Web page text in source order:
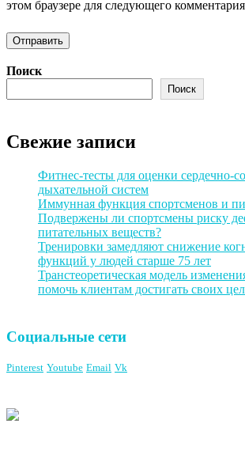
этом браузере для следующего
Поиск
Поиск
Свежие записи
Фитнес-тесты для оценки сердечно-
дыхательной систем
Иммунная функция спортсменов и
Подвержены ли спортсмены риску
питательных веществ?
Тренировки замедляют снижение
функций у людей старше 75 лет
Транстеоретическая модель
помочь клиентам достигать своих
Социальные сети
Pinterest Youtube Email Vk